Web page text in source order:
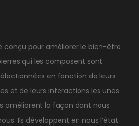
conçu pour améliorer le bien-être
qui les composent sont
en fonction de leurs
et de leurs interactions les unes
améliorent la façon dont nous
Ils développent en nous l’état